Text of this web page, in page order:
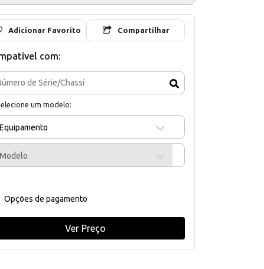
Adicionar Favorito Compartilhar
com:
um modelo:
Equipamento
Modelo
Opções de pagamento
Ver Preço